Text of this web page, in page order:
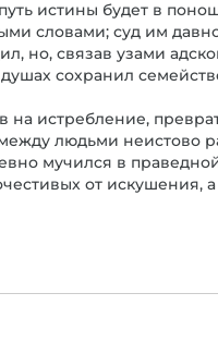
истины будет в
словами; суд им
но, связав узами
сохранил
на истребление,
людьми неистово
мучился в
от